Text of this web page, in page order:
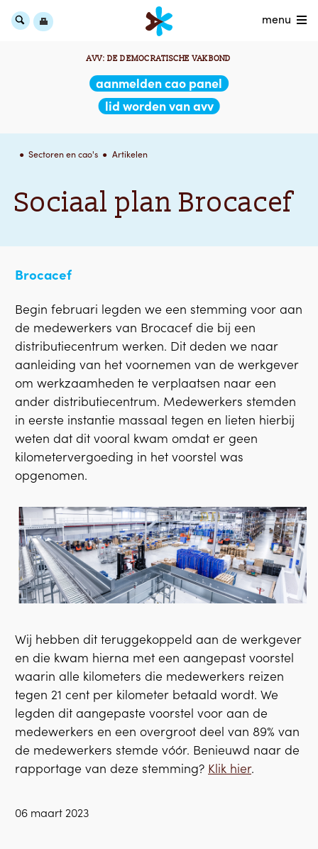
aanmelden cao panel
lid worden van avv
menu
AVV: DE DEMOCRATISCHE VAKBOND
Sectoren en cao's Artikelen
Sociaal plan Brocacef
Brocacef
Begin februari legden we een stemming voor aan
de medewerkers van Brocacef die bij een
distributiecentrum werken. Dit deden we naar
aanleiding van het voornemen van de werkgever
om werkzaamheden te verplaatsen naar een
ander distributiecentrum. Medewerkers stemden
in eerste instantie massaal tegen en lieten hierbij
weten dat dit vooral kwam omdat er geen
kilometervergoeding in het voorstel was
opgenomen.
Wij hebben dit teruggekoppeld aan de werkgever
en die kwam hierna met een aangepast voorstel
waarin alle kilometers die medewerkers reizen
tegen 21 cent per kilometer betaald wordt. We
legden dit aangepaste voorstel voor aan de
medewerkers en een overgroot deel van 89% van
de medewerkers stemde vóór. Benieuwd naar de
rapportage van deze stemming? Klik hier.
06 maart 2023